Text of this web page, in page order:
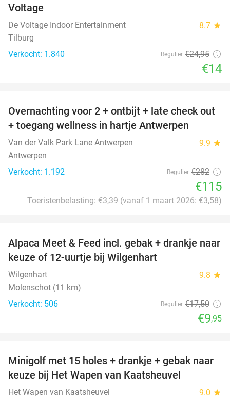
Voltage
De Voltage Indoor Entertainment 8.7 star
Tilburg
Verkocht: 1.840
Regulier €24,95
€14
59%
Overnachting voor 2 + ontbijt + late check out
+ toegang wellness in hartje Antwerpen
Van der Valk Park Lane Antwerpen 9.9 star
Antwerpen
Verkocht: 1.192
Regulier €282
€115
Toeristenbelasting: €3,39 (vanaf 1 maart 2026: €3,58)
43%
Alpaca Meet & Feed incl. gebak + drankje naar
keuze of 12-uurtje bij Wilgenhart
Wilgenhart 9.8 star
Molenschot (11 km)
Verkocht: 506
Regulier €17,50
€9,95
41%
Minigolf met 15 holes + drankje + gebak naar
keuze bij Het Wapen van Kaatsheuvel
Het Wapen van Kaatsheuvel 9.0 star